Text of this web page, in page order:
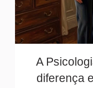
A
diferença